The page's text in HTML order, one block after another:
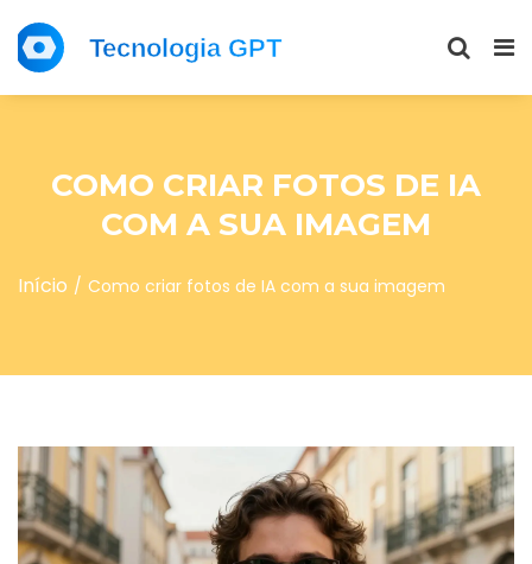
COMO CRIAR FOTOS DE IA
COM A SUA IMAGEM
Início Como criar fotos de IA com a sua imagem